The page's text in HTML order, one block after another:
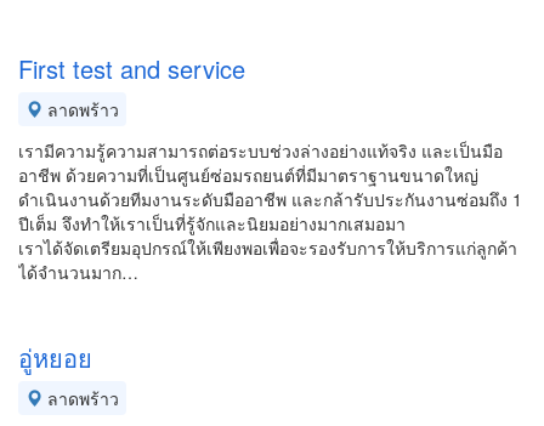
First test and service
ลาดพร้าว
เรามีความรู้ความสามารถต่อระบบช่วงล่างอย่างแท้จริง และเป็นมือ
อาชีพ ด้วยความที่เป็นศูนย์ซ่อมรถยนต์ที่มีมาตราฐานขนาดใหญ่
ดำเนินงานด้วยทีมงานระดับมืออาชีพ และกล้ารับประกันงานซ่อมถึง 1
ปีเต็ม จึงทำให้เราเป็นที่รู้จักและนิยมอย่างมากเสมอมา
เราได้จัดเตรียมอุปกรณ์ให้เพียงพอเพื่อจะรองรับการให้บริการแก่ลูกค้า
ได้จำนวนมาก…
อู่หยอย
ลาดพร้าว